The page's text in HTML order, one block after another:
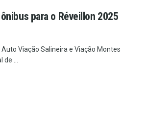
para o Réveillon 2025
Viação Salineira e Viação Montes
...